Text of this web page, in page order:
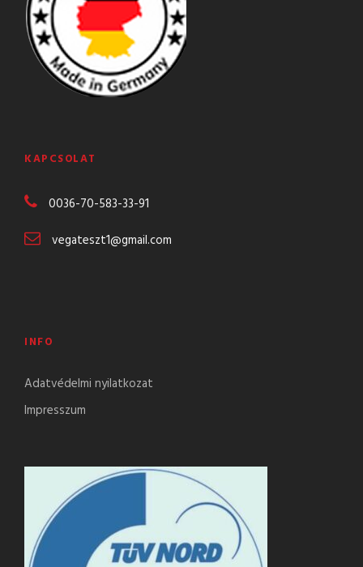
KAPCSOLAT
0036-70-583-33-91
vegateszt1@gmail.com
INFO
Adatvédelmi nyilatkozat
Impresszum